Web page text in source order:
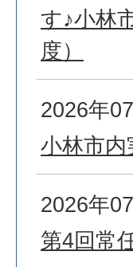
す♪小林
度）
2026年
小林市内
2026年
第4回常